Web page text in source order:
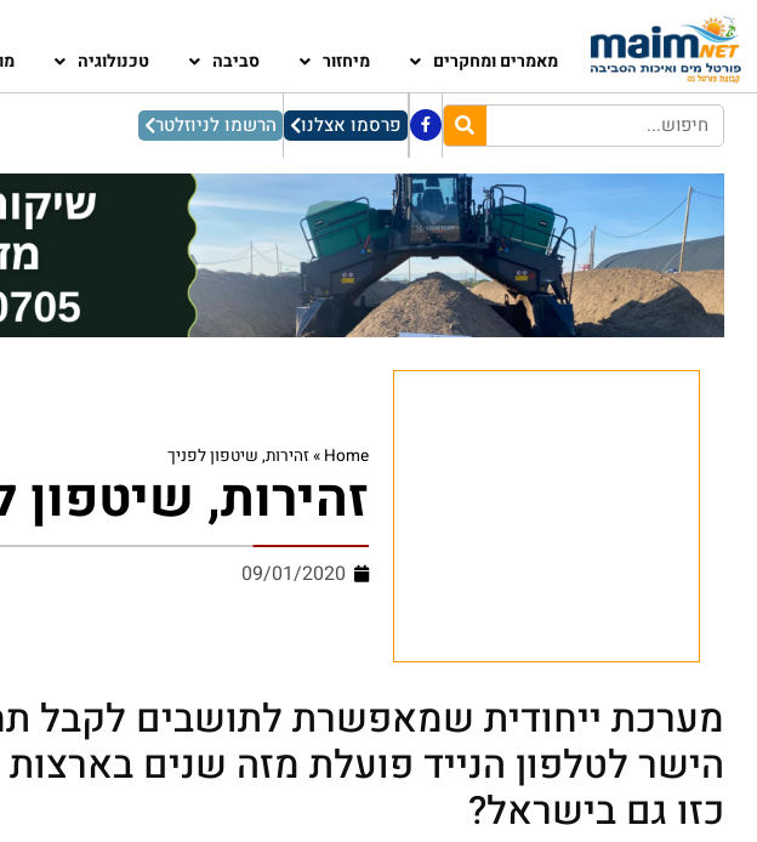
מאמרים ומחקרים מיחזור סביבה טכנולוגיה
פרסמו אצלנו הרשמו לניוזלטר
Home
»זהירות, שיטפון לפניך
זהירות, שיטפון
09/01/2020
מערכת ייחודית שמאפשרת לתושבים לקבל
הישר לטלפון הנייד פועלת מזה שנים
כזו גם בישראל?